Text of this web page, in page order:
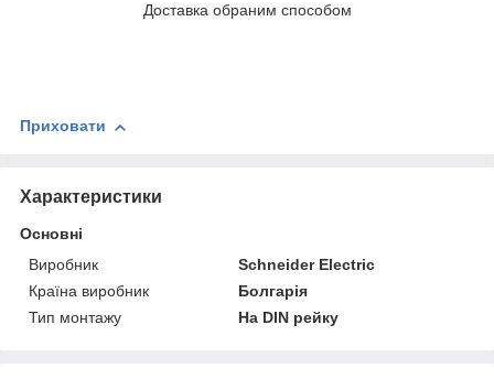
Доставка обраним способом
Приховати
Характеристики
Основні
Виробник
Schneider Electric
Країна виробник
Болгарія
Тип монтажу
На DIN рейку